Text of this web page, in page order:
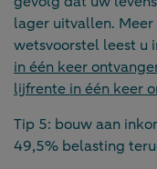
lager uitvallen.
wetsvoorstel leest u
in één keer
lijfrente in één keer
Tip 5: bouw aan
49,5% belasting